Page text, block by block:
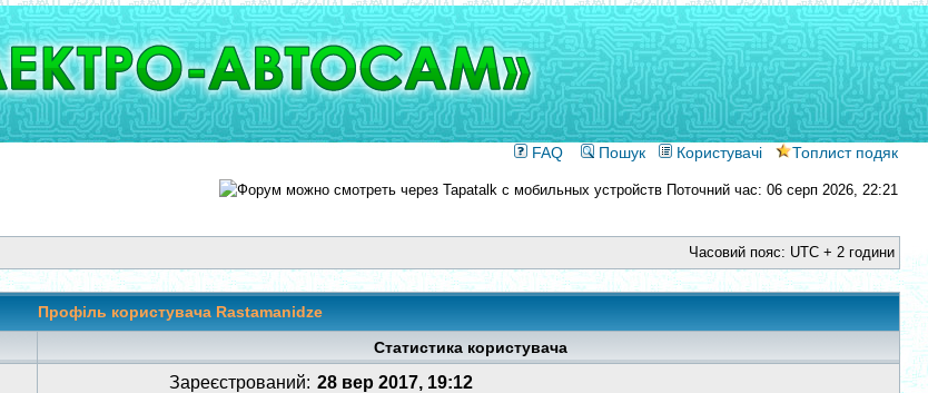
FAQ Пошук Користувачі Топлист подяк
Поточний час: 06 серп 2026, 22:21
Часовий пояс: UTC + 2 години
Профіль користувача Rastamanidze
Статистика користувача
Зареєстрований: 28 вер 2017, 19:12